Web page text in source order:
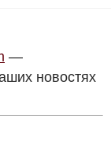
—
новостях